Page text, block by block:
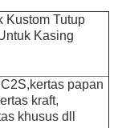
Kustom Tutup
Kasing
kertas papan
kraft,
khusus dll